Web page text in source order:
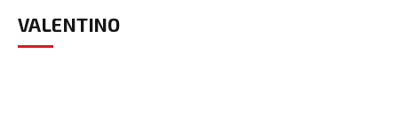
VALENTINO